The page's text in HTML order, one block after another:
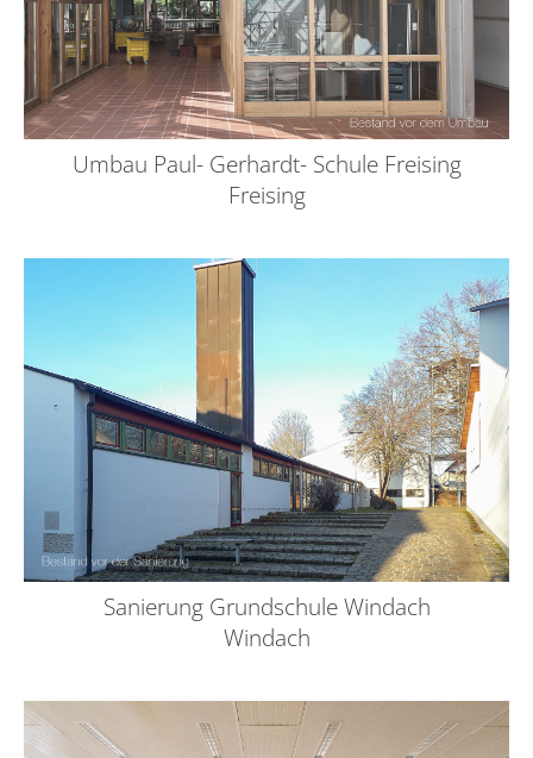
Umbau Paul- Gerhardt- Schule Freising
Freising
Sanierung Grundschule Windach
Windach